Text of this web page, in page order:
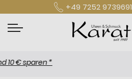
+49 7252 9739691
*